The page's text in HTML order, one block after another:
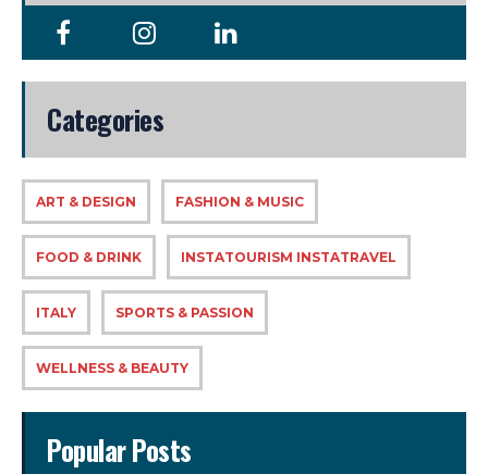
Categories
ART & DESIGN FASHION & MUSIC
FOOD & DRINK INSTATOURISM INSTATRAVEL
ITALY SPORTS & PASSION
WELLNESS & BEAUTY
Popular Posts